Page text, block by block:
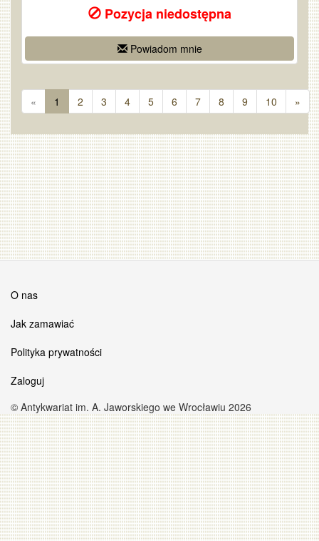
Pozycja niedostępna
Powiadom mnie
« 1 2 3 4 5 6 7 8 9 10 »
O nas
Jak zamawiać
Polityka prywatności
Zaloguj
© Antykwariat im. A. Jaworskiego we Wrocławiu 2026